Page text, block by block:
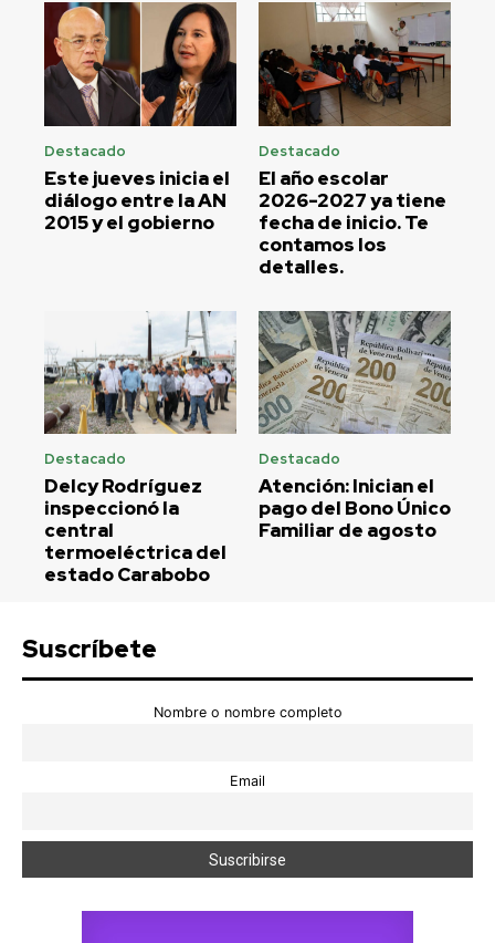
Destacado
Este jueves inicia el
diálogo entre la AN
2015 y el gobierno
Destacado
El año escolar
2026-2027 ya tiene
fecha de inicio. Te
contamos los
detalles.
Destacado
Delcy Rodríguez
inspeccionó la
central
termoeléctrica del
estado Carabobo
Destacado
Atención: Inician el
pago del Bono Único
Familiar de agosto
Suscríbete
Nombre o nombre completo
Email